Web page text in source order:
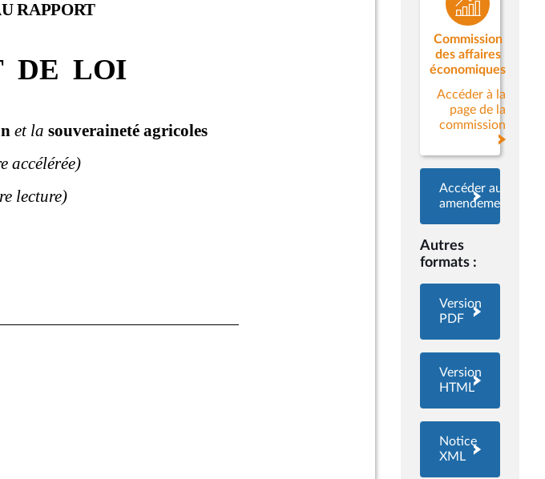
Commission
des affaires
économiques
Accéder à la
page de la
commission
Accéder aux
amendements
Autres
formats :
Version
PDF
Version
HTML
Notice
XML